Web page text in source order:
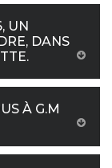
UN
DANS
À G.M